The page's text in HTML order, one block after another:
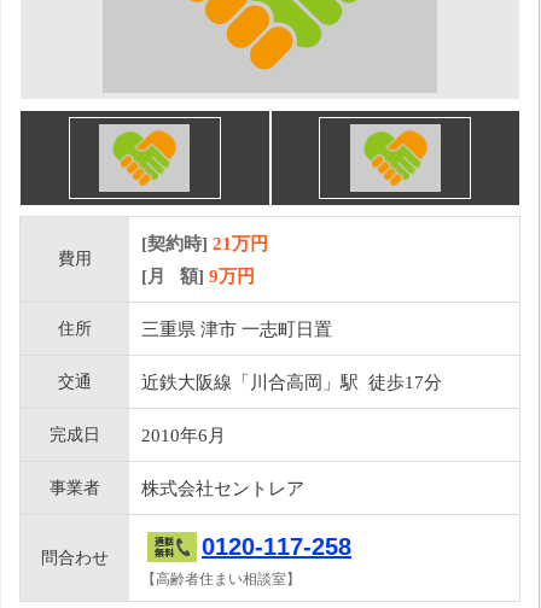
費用
[契約時] 21万円
[月 額] 9万円
住所 三重県 津市 一志町日置
交通 近鉄大阪線「川合高岡」駅 徒歩17分
完成日 2010年6月
事業者 株式会社セントレア
問合わせ 0120-117-258
【高齢者住まい相談室】